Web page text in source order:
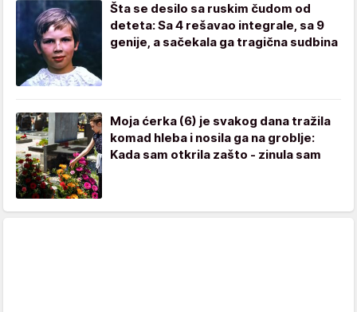
Šta se desilo sa ruskim čudom od
deteta: Sa 4 rešavao integrale, sa 9
genije, a sačekala ga tragična sudbina
Moja ćerka (6) je svakog dana tražila
komad hleba i nosila ga na groblje:
Kada sam otkrila zašto - zinula sam